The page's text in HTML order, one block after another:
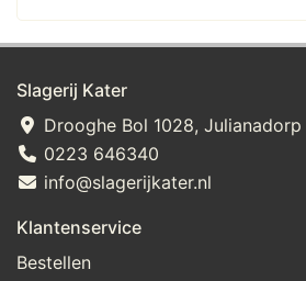
Slagerij Kater
Drooghe Bol 1028, Julianadorp
0223 646340
info@slagerijkater.nl
Klantenservice
Bestellen